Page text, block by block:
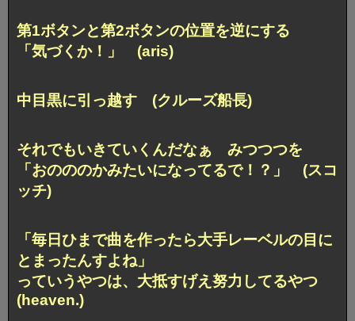
第1ボタンと第2ボタンの位置を逆にする
「気づくか！」 (aris)
中目黒に引っ越す (クルーズ船長)
それでもいきていくんだなぁ みつつつを
「おのののかみたいになってるで！？」 (スコ
ッチ)
「毎日ひまで曲を作ったら大手レーベルの目に
とまったんすよね」
っていうやつは、大抵すげえ努力してるやつ
(heaven.)